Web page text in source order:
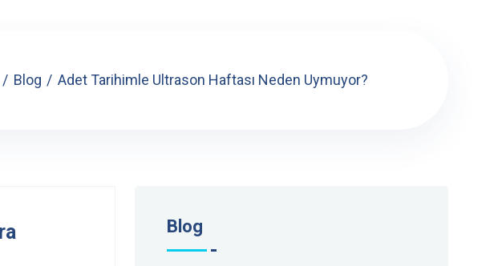
Blog Adet Tarihimle Ultrason Haftası Neden Uymuyor?
Blog